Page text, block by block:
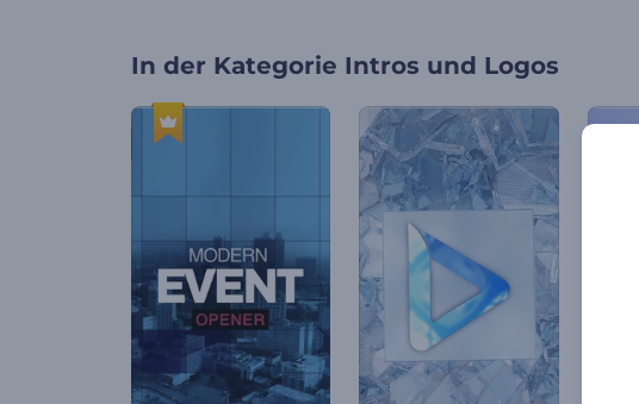
In der Kategorie Intros und Logos